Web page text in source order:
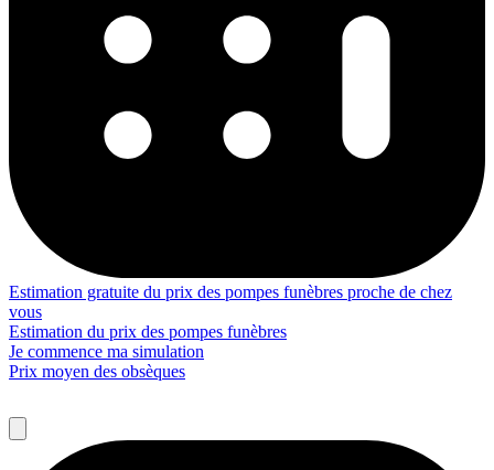
Estimation gratuite du prix des pompes funèbres proche de chez
vous
Estimation du prix des pompes funèbres
Je commence ma simulation
Prix moyen des obsèques